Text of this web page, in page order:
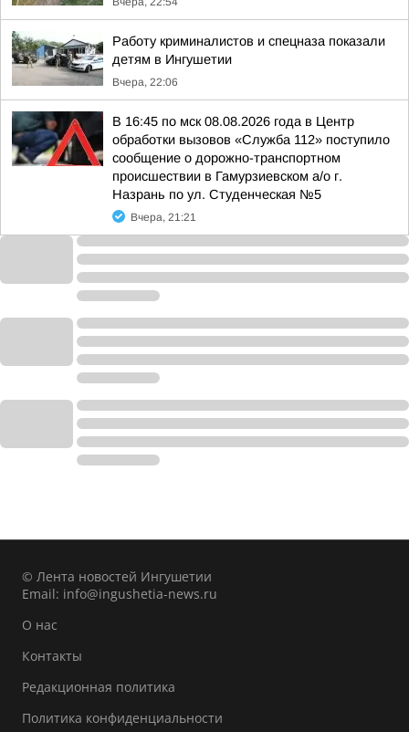
Работу криминалистов и спецназа показали
детям в Ингушетии
Вчера, 22:06
В 16:45 по мск 08.08.2026 года в Центр
обработки вызовов «Служба 112» поступило
сообщение о дорожно-транспортном
происшествии в Гамурзиевском а/о г.
Назрань по ул. Студенческая №5
Вчера, 21:21
© Лента новостей Ингушетии
Email: info@ingushetia-news.ru
О нас
Контакты
Редакционная политика
Политика конфиденциальности